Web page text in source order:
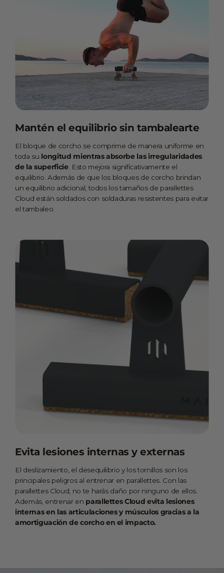
Mantén el equilibrio sin tambalearte
El bloque de corcho se comprime de manera uniforme en
toda su longitud mientras absorbe las irregularidades
de la superficie. Esto mejora significativamente el
equilibrio. Además de que los bloques de corcho brindan
un equilibrio adicional, todos los tamaños de parallettes
Cloud están soldados con soldaduras resistentes para evitar
el tambaleo.
Evita lesiones internas y externas
El deslizamiento, el desequilibrio y los tornillos son los
principales peligros al entrenar en parallettes. Con las
parallettes Cloud, no te harás daño por ninguno de ellos.
Además, entrenar en parallettes Cloud evita lesiones
internas en las articulaciones y músculos gracias a la
amortiguación de corcho en el impacto.